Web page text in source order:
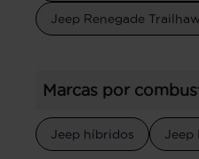
Jeep Renegade
Marcas por
Jeep híbridos Jeep